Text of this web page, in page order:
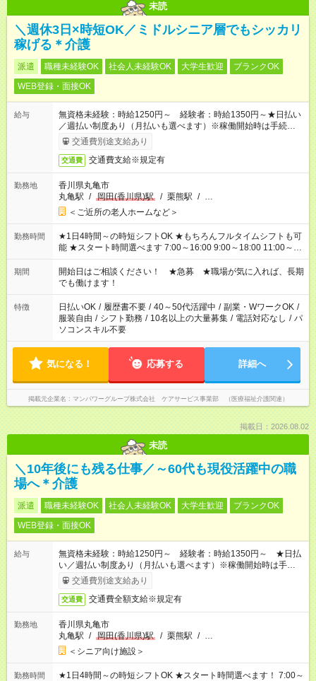
未読
＼週休3日×時短OK／ミドルシニア層でもシッカリ
稼げる＊介護
派遣 職種未経験OK 社会人未経験OK 大学生歓迎
ブランクOK
WEB登録・面接OK
給与
無資格未経験：時給1250円～ 経験者：時給1350円～★日払い
／週払い制度あり（月払いも選べます）※稼働開始時は手続き完
了次第のお支払いとなります。
交通費別途支給あり
交通費 交通費支給※規定有
勤務地
香川県丸亀市
丸亀駅 / 岡田(香川県)駅 / 栗熊駅 / …
＜ご近所の老人ホームなど＞
勤務時間
★1日4時間～の時短シフトOK ★もちろんフルタイムシフトも可
能 ★スタート時間選べます 7:00～16:00 9:00～18:00 11:00～
20:00 など 残業なし！ ※Wワークの場合、他のお仕事と合わせ
週40時間超の就業はご案内できません ※法令に基づき、週20時
間以上勤務は社会保険への加入対象となります ※労働者派遣法
（日雇い派遣の原則禁止）により、短時間・短期間の就業はご
案内が難しい場合があります
期間
開始日はご相談ください！ ★急募 ★職場が気に入れば、長期
でも働けます！
特徴 日払いOK / 履歴書不要 / 40～50代活躍中 / 副業・WワークOK /
服装自由 / シフト勤務 / 10名以上の大量募集 / 電話対応なし / パ
ソコンスキル不要
気になる！ 応募する 詳細へ
掲載元企業名 マンパワーグループ株式会社 ケアサービス事業部 （医療福祉介護関連）
掲載日：2026.08.02
未読
＼10年後にも残る仕事／～60代も現役活躍中の職
場へ＊介護
派遣 職種未経験OK 社会人未経験OK 大学生歓迎
ブランクOK
WEB登録・面接OK
給与
無資格未経験：時給1250円～ 経験者：時給1350円～ ★日払
い／週払い制度あり（月払いも選べます）※稼働開始時は手続き
完了次第のお支払いとなります。
交通費別途支給あり
交通費 交通費全額支給※規定有
勤務地
香川県丸亀市
丸亀駅 / 岡田(香川県)駅 / 栗熊駅 / …
＜シニア向け施設＞
勤務時間
★1日4時間～の時短シフトOK ★スタート時間選べます！ 7:00～